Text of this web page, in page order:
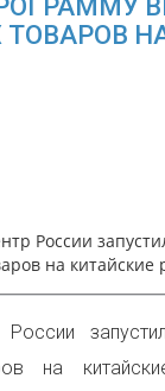
России
на китайские
России
на